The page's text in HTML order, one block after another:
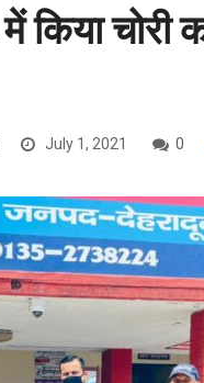
किया चोरी
July 1, 2021 0